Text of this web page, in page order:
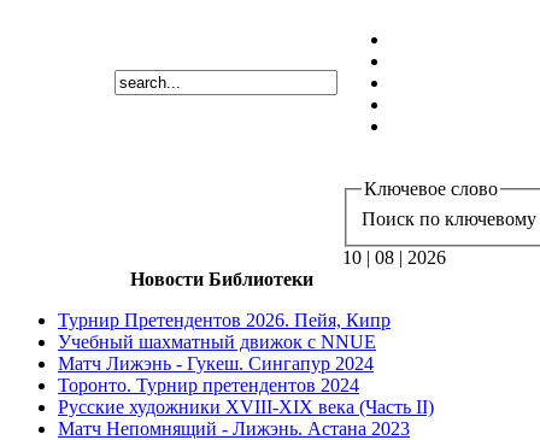
Ключевое слово
Поиск по ключевому
10 | 08 | 2026
Новости Библиотеки
Турнир Претендентов 2026. Пейя, Кипр
Учебный шахматный движок с NNUE
Матч Лижэнь - Гукеш. Сингапур 2024
Торонто. Турнир претендентов 2024
Русские художники XVIII-XIX века (Часть II)
Матч Непомнящий - Лижэнь. Астана 2023